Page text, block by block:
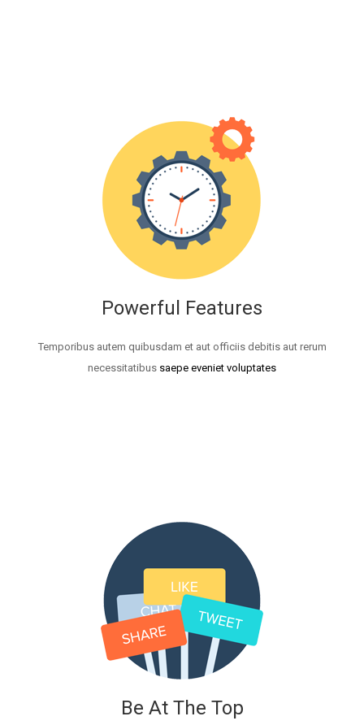
Powerful Features
Temporibus autem quibusdam et aut officiis debitis aut rerum
necessitatibus saepe eveniet voluptates
Be At The Top